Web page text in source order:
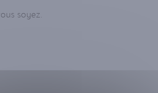
soyez.